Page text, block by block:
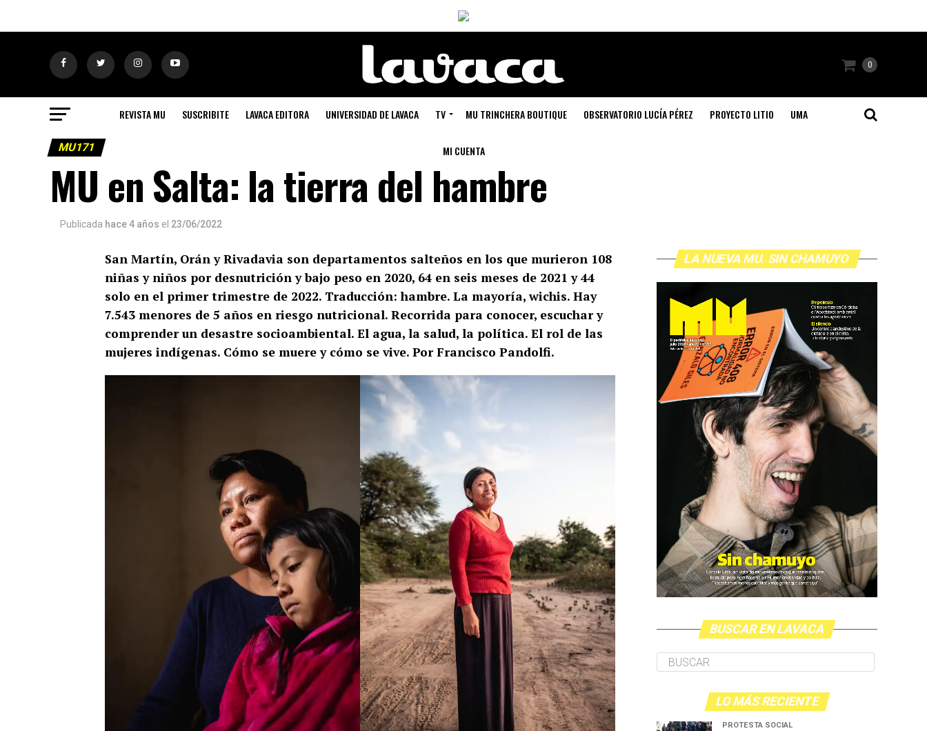
0
REVISTA MU SUSCRIBITE LAVACA EDITORA UNIVERSIDAD DE LAVACA TV MU TRINCHERA BOUTIQUE OBSERVATORIO LUCÍA PÉREZ PROYECTO LITIO UMA
MI CUENTA
MU171
MU en Salta: la tierra del hambre
Publicada hace 4 años el 23/06/2022
San Martín, Orán y Rivadavia son departamentos salteños en los que murieron 108
niñas y niños por desnutrición y bajo peso en 2020, 64 en seis meses de 2021 y 44
solo en el primer trimestre de 2022. Traducción: hambre. La mayoría, wichis. Hay
7.543 menores de 5 años en riesgo nutricional. Recorrida para conocer, escuchar y
comprender un desastre socioambiental. El agua, la salud, la política. El rol de las
mujeres indígenas. Cómo se muere y cómo se vive. Por Francisco Pandolfi.
LA NUEVA MU. SIN CHAMUYO
BUSCAR EN LAVACA
LO MÁS RECIENTE
PROTESTA SOCIAL